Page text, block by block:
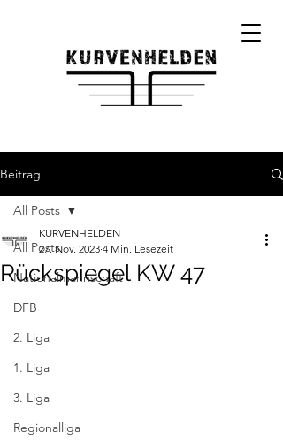
Beitrag
All Posts
Nationalmannschaft
DFB
2. Liga
1. Liga
3. Liga
Regionalliga
All Posts
Rückspiegel KW 47
KURVENHELDEN
27. Nov. 2023 4 Min. Lesezeit